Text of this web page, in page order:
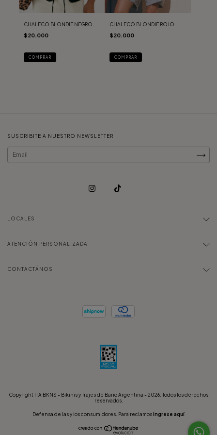
CHALECO BLONDIE NEGRO
$20.000
COMPRAR
CHALECO BLONDIE ROJO
$20.000
COMPRAR
SUSCRIBITE A NUESTRO NEWSLETTER
LOCALES
ATENCIÓN PERSONALIZADA
CONTACTÁNOS
Copyright ITA BKNS - Bikinis y Trajes de Baño Argentina - 2026. Todos los derechos
reservados.
Defensa de las y los consumidores. Para reclamos ingrese aquí